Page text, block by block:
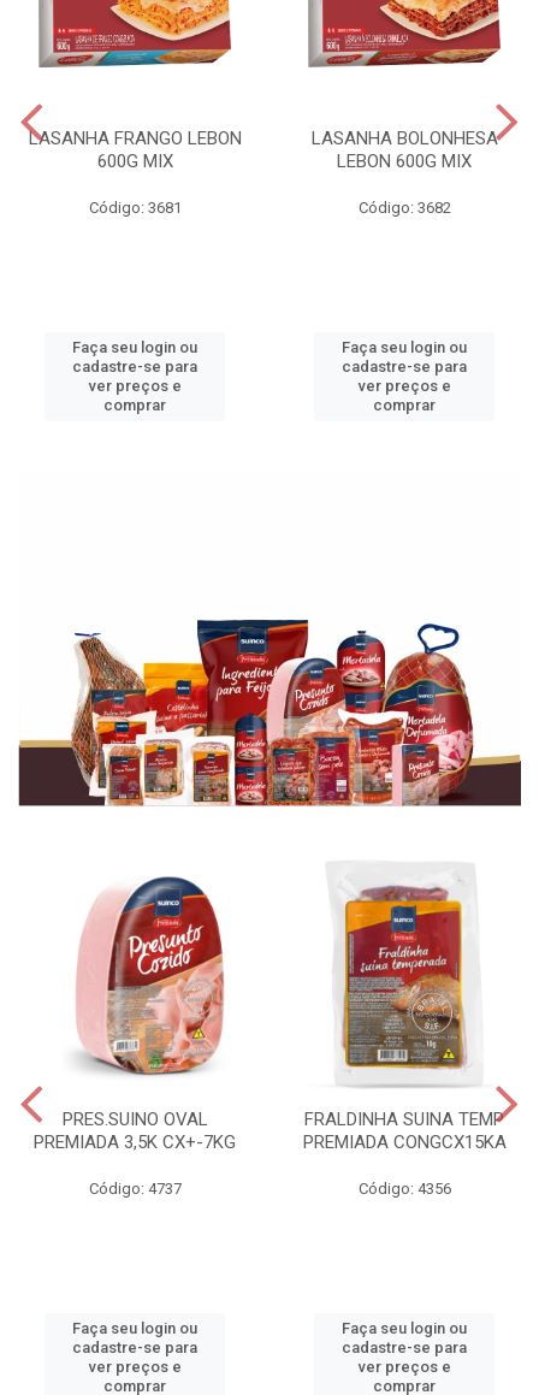
LASANHA FRANGO LEBON
600G MIX
Código: 3681
Faça seu login ou
cadastre-se para
ver preços e
comprar
LASANHA BOLONHESA
LEBON 600G MIX
Código: 3682
Faça seu login ou
cadastre-se para
ver preços e
comprar
PRES.SUINO OVAL
PREMIADA 3,5K CX+-7KG
Código: 4737
Faça seu login ou
cadastre-se para
ver preços e
comprar
FRALDINHA SUINA TEMP
PREMIADA CONGCX15KA
Código: 4356
Faça seu login ou
cadastre-se para
ver preços e
comprar